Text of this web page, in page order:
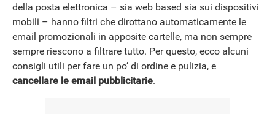
NEWS
della posta elettronica – sia web based sia sui dispositivi
mobili – hanno filtri che dirottano automaticamente le
email promozionali in apposite cartelle, ma non sempre
sempre riescono a filtrare tutto. Per questo, ecco alcuni
consigli utili per fare un po’ di ordine e pulizia, e
cancellare le email pubblicitarie.